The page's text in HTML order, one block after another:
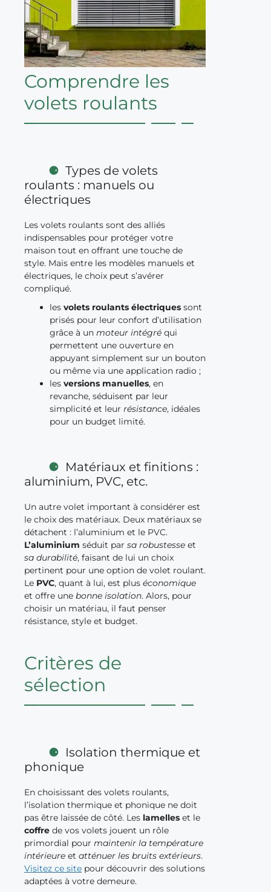
Comprendre les
volets roulants
Types de volets
roulants : manuels ou
électriques
Les volets roulants sont des alliés
indispensables pour protéger votre
maison tout en offrant une touche de
style. Mais entre les modèles manuels et
électriques, le choix peut s’avérer
compliqué.
les volets roulants électriques sont
prisés pour leur confort d’utilisation
grâce à un moteur intégré qui
permettent une ouverture en
appuyant simplement sur un bouton
ou même via une application radio ;
les versions manuelles, en
revanche, séduisent par leur
simplicité et leur résistance, idéales
pour un budget limité.
Matériaux et finitions :
aluminium, PVC, etc.
Un autre volet important à considérer est
le choix des matériaux. Deux matériaux se
détachent : l’aluminium et le PVC.
L’aluminium séduit par sa robustesse et
sa durabilité, faisant de lui un choix
pertinent pour une option de volet roulant.
Le PVC, quant à lui, est plus économique
et offre une bonne isolation. Alors, pour
choisir un matériau, il faut penser
résistance, style et budget.
Critères de
sélection
Isolation thermique et
phonique
En choisissant des volets roulants,
l’isolation thermique et phonique ne doit
pas être laissée de côté. Les lamelles et le
coffre de vos volets jouent un rôle
primordial pour maintenir la température
intérieure et atténuer les bruits extérieurs.
Visitez ce site pour découvrir des solutions
adaptées à votre demeure.